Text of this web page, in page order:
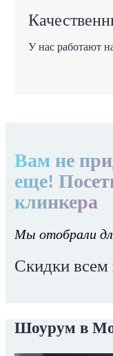
У нас работают
Вам не
еще!
клинкера
Мы отобрали
Скидки
Шоурум в